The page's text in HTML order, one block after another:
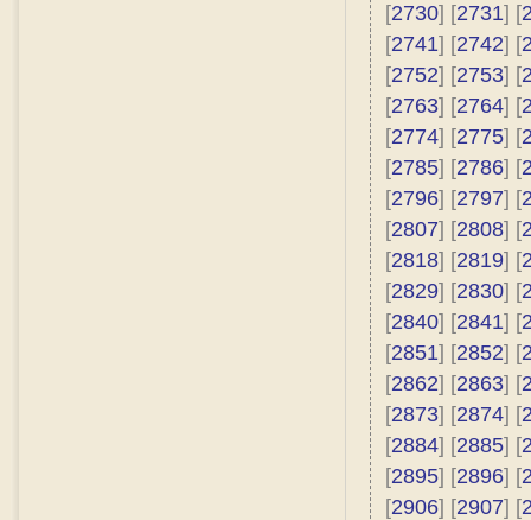
[2730] [2731] [
[2741] [2742] [
[2752] [2753] [
[2763] [2764] [
[2774] [2775] [
[2785] [2786] [
[2796] [2797] [
[2807] [2808] [
[2818] [2819] [
[2829] [2830] [
[2840] [2841] [
[2851] [2852] [
[2862] [2863] [
[2873] [2874] [
[2884] [2885] [
[2895] [2896] [
[2906] [2907] [